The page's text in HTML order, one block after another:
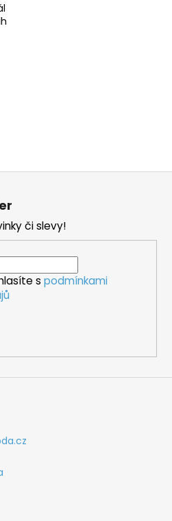
či slevy!
s podmínkami